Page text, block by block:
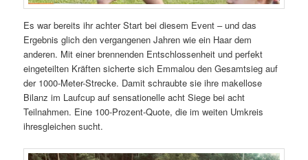
Es war bereits ihr achter Start bei diesem Event – und das
Ergebnis glich den vergangenen Jahren wie ein Haar dem
anderen. Mit einer brennenden Entschlossenheit und perfekt
eingeteilten Kräften sicherte sich Emmalou den Gesamtsieg auf
der 1000-Meter-Strecke. Damit schraubte sie ihre makellose
Bilanz im Laufcup auf sensationelle acht Siege bei acht
Teilnahmen. Eine 100-Prozent-Quote, die im weiten Umkreis
ihresgleichen sucht.